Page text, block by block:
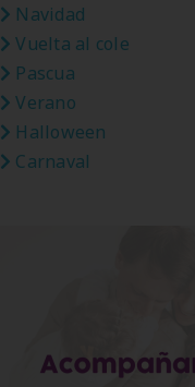
Navidad
Vuelta al cole
Pascua
Verano
Halloween
Carnaval